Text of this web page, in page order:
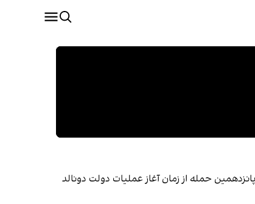
حمله از زمان آغاز عملیات دولت دونالد